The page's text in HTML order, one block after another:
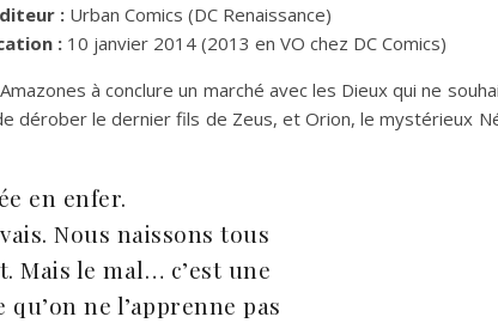
: Urban Comics (DC Renaissance)
: 10 janvier 2014 (2013 en VO chez DC Comics)
à conclure un marché avec les Dieux qui ne
dérober le dernier fils de Zeus, et Orion, le mystérieux
en enfer.
Nous naissons tous
Mais le mal… c’est une
ne l’apprenne pas